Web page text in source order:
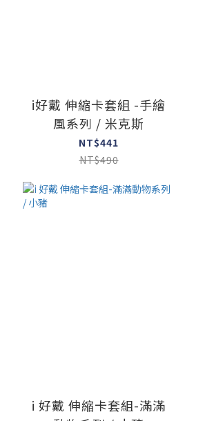
i好戴 伸縮卡套組 -手繪
風系列 / 米克斯
NT$441
NT$490
i 好戴 伸縮卡套組-滿滿